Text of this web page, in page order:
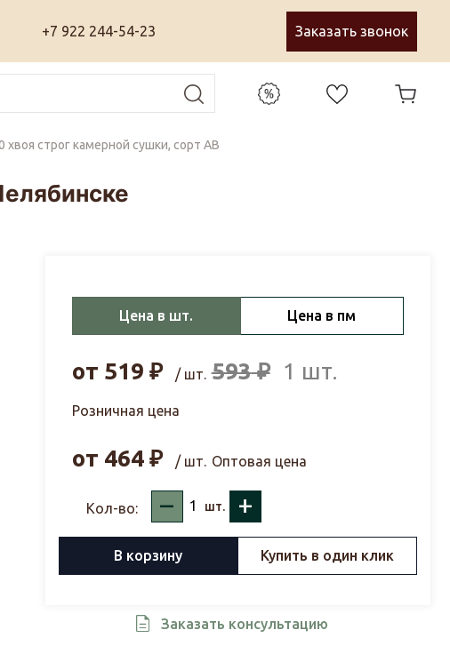
+7 922 244-54-23 Заказать звонок
строг камерной сушки, сорт АВ
Цена в шт. Цена в пм
от 519 ₽ / шт. 593₽ 1 шт.
Розничная цена
от 464₽ / шт. Оптовая цена
Кол-во: – шт. +
В корзину Купить в один клик
Заказать консультацию